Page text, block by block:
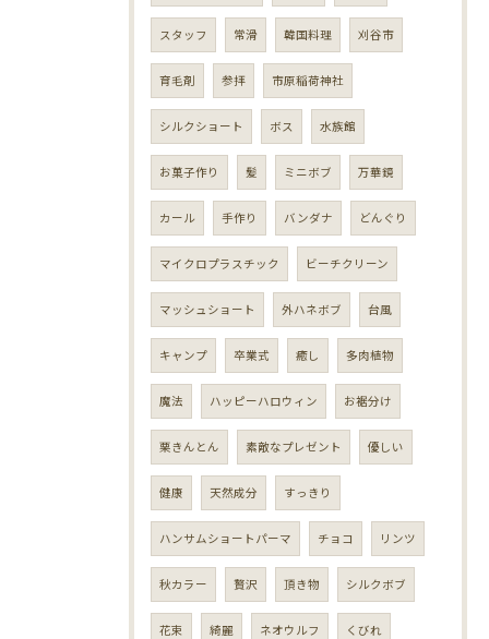
スタッフ 常滑 韓国料理 刈谷市
育毛剤 参拝 市原稲荷神社
シルクショート ボス 水族館
お菓子作り 髪 ミニボブ 万華鏡
カール 手作り バンダナ どんぐり
マイクロプラスチック ビーチクリーン
マッシュショート 外ハネボブ 台風
キャンプ 卒業式 癒し 多肉植物
魔法 ハッピーハロウィン お裾分け
栗きんとん 素敵なプレゼント 優しい
健康 天然成分 すっきり
ハンサムショートパーマ チョコ リンツ
秋カラー 贅沢 頂き物 シルクボブ
花束 綺麗 ネオウルフ くびれ